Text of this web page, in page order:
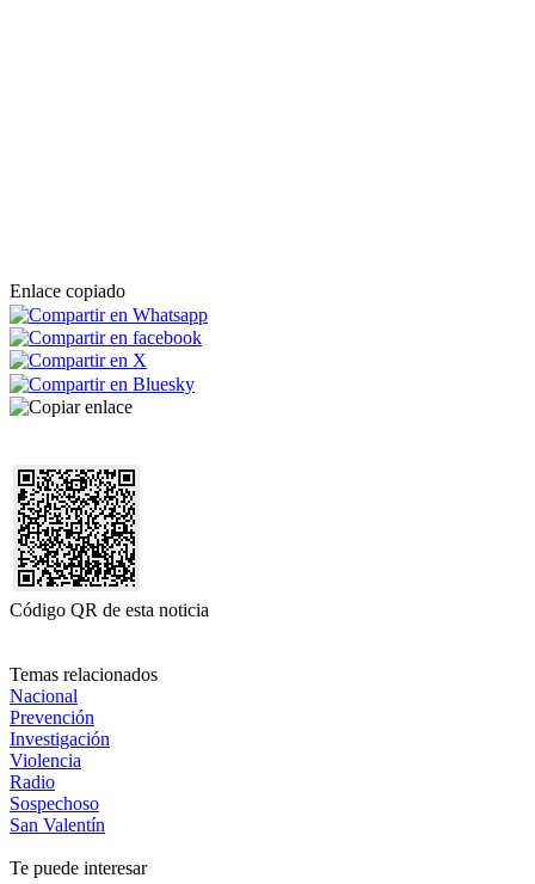
Enlace copiado
Código QR de esta noticia
Temas relacionados
Nacional
Prevención
Investigación
Violencia
Radio
Sospechoso
San Valentín
Te puede interesar